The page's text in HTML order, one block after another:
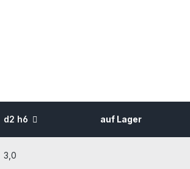
d2 h6 auf Lager
3,0